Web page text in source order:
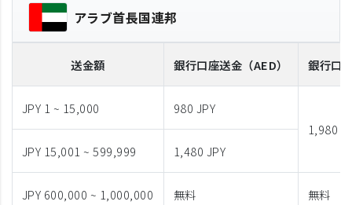
アラブ首長国連邦
送金額 銀行口座送金 （AED） 銀行口
JPY 1 ~ 15,000
980 JPY
1,980
JPY 15,001 ~ 599,999
1,480 JPY
JPY 600,000 ~ 1,000,000 無料 無料